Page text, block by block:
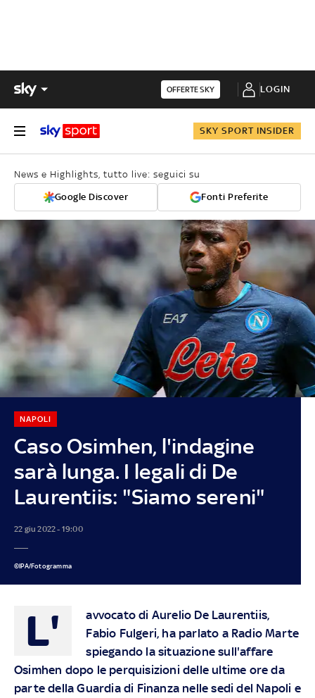
OFFERTE SKY LOGIN
SKY SPORT INSIDER
News e Highlights, tutto live: seguici su
Google Discover Fonti Preferite
Caso Osimhen, l'indagine
sarà lunga. I legali di De
Laurentiis: "Siamo sereni"
NAPOLI
22 giu 2022 - 19:00
©IPA/Fotogramma
L'
avvocato di Aurelio De Laurentiis,
Fabio Fulgeri, ha parlato a Radio Marte
spiegando la situazione sull'affare
Osimhen dopo le perquisizioni delle ultime ore da
parte della Guardia di Finanza nelle sedi del Napoli e